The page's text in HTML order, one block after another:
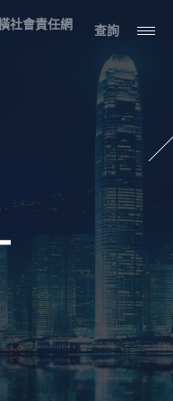
社會責任網 查詢